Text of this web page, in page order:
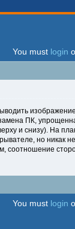
You must login
ПК,
и снизу). На
но никак
соотношение
You must login